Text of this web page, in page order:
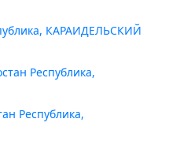
КАРАИДЕЛЬСКИЙ
Республика,
Республика,